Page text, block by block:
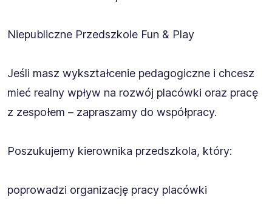
Niepubliczne Przedszkole Fun & Play
Jeśli masz wykształcenie pedagogiczne i chcesz
mieć realny wpływ na rozwój placówki oraz pracę
z zespołem – zapraszamy do współpracy.
Poszukujemy kierownika przedszkola, który:
poprowadzi organizację pracy placówki